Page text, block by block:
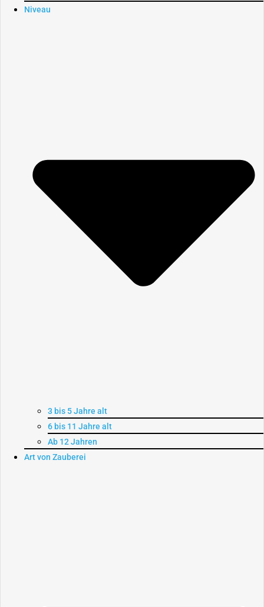
Niveau
3 bis 5 Jahre alt
6 bis 11 Jahre alt
Ab 12 Jahren
Art von Zauberei